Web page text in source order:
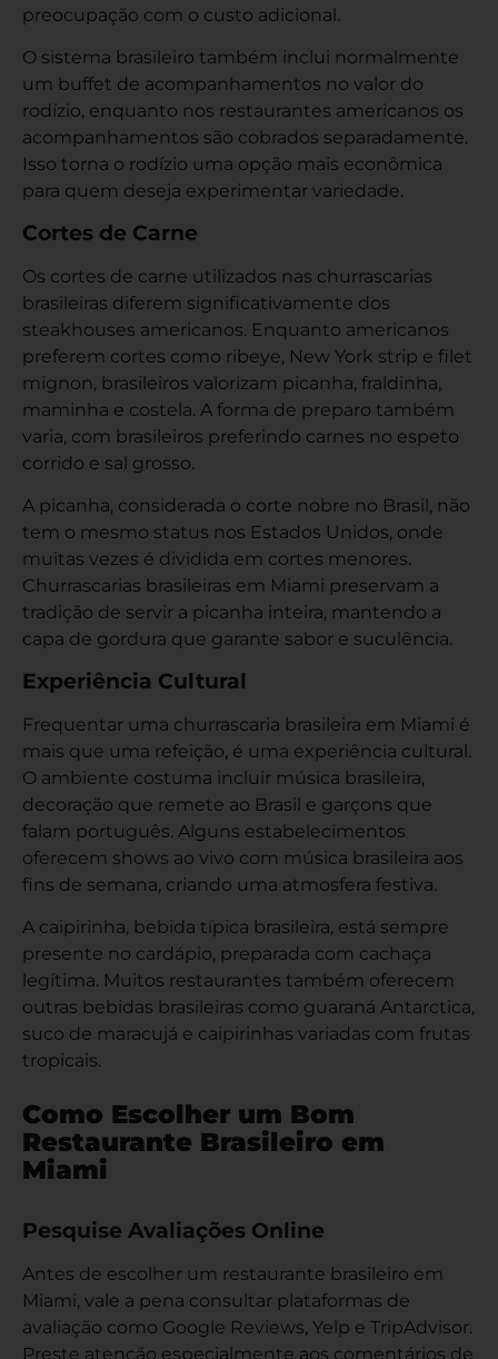
preocupação com o custo adicional.
O sistema brasileiro também inclui normalmente
um buffet de acompanhamentos no valor do
rodízio, enquanto nos restaurantes americanos os
acompanhamentos são cobrados separadamente.
Isso torna o rodízio uma opção mais econômica
para quem deseja experimentar variedade.
Cortes de Carne
Os cortes de carne utilizados nas churrascarias
brasileiras diferem significativamente dos
steakhouses americanos. Enquanto americanos
preferem cortes como ribeye, New York strip e filet
mignon, brasileiros valorizam picanha, fraldinha,
maminha e costela. A forma de preparo também
varia, com brasileiros preferindo carnes no espeto
corrido e sal grosso.
A picanha, considerada o corte nobre no Brasil, não
tem o mesmo status nos Estados Unidos, onde
muitas vezes é dividida em cortes menores.
Churrascarias brasileiras em Miami preservam a
tradição de servir a picanha inteira, mantendo a
capa de gordura que garante sabor e suculência.
Experiência Cultural
Frequentar uma churrascaria brasileira em Miami é
mais que uma refeição, é uma experiência cultural.
O ambiente costuma incluir música brasileira,
decoração que remete ao Brasil e garçons que
falam português. Alguns estabelecimentos
oferecem shows ao vivo com música brasileira aos
fins de semana, criando uma atmosfera festiva.
A caipirinha, bebida típica brasileira, está sempre
presente no cardápio, preparada com cachaça
legítima. Muitos restaurantes também oferecem
outras bebidas brasileiras como guaraná Antarctica,
suco de maracujá e caipirinhas variadas com frutas
tropicais.
Como Escolher um Bom
Restaurante Brasileiro em
Miami
Pesquise Avaliações Online
Antes de escolher um restaurante brasileiro em
Miami, vale a pena consultar plataformas de
avaliação como Google Reviews, Yelp e TripAdvisor.
Preste atenção especialmente aos comentários de